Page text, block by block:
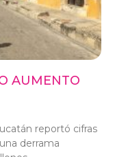
AUMENTO
reportó cifras
derrama